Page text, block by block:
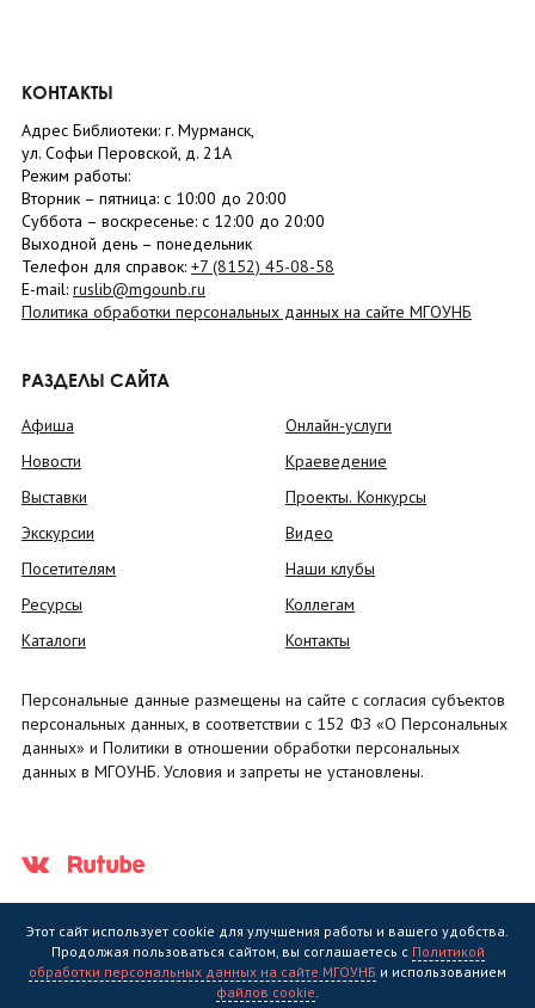
КОНТАКТЫ
Адрес Библиотеки: г. Мурманск,
ул. Софьи Перовской, д. 21А
Режим работы:
Вторник – пятница: с 10:00 до 20:00
Суббота – воскресенье: c 12:00 до 20:00
Выходной день – понедельник
Телефон для справок: +7 (8152) 45-08-58
E-mail: ruslib@mgounb.ru
Политика обработки персональных данных на сайте МГОУНБ
РАЗДЕЛЫ САЙТА
Афиша
Новости
Выставки
Экскурсии
Посетителям
Ресурсы
Каталоги
Онлайн-услуги
Краеведение
Проекты. Конкурсы
Видео
Наши клубы
Коллегам
Контакты
Персональные данные размещены на сайте с согласия субъектов
персональных данных, в соответствии с 152 ФЗ «О Персональных
данных» и Политики в отношении обработки персональных
данных в МГОУНБ. Условия и запреты не установлены.
Государственное областное бюджетное учреждение культуры
Этот сайт использует cookie для улучшения работы и вашего удобства.
Продолжая пользоваться сайтом, вы соглашаетесь с Политикой
обработки персональных данных на сайте МГОУНБ и использованием
файлов cookie.